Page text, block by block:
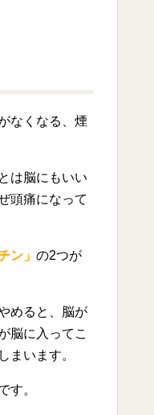
なくなる、煙
は脳にもいい
頭痛になって
ン」 の2つが
めると、脳が
脳に入ってこ
まいます。
す。